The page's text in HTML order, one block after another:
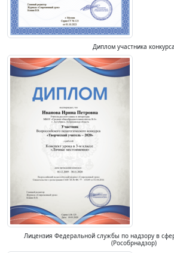
Диплом участника конкурса
Лицензия Федеральной службы по надзору в
(Рособрнадзор)